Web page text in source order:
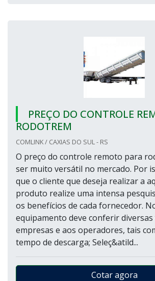
PREÇO DO CONTROLE
RODOTREM
COMLINK / CAXIAS DO SUL - RS
O preço do controle remoto para
ser muito versátil no mercado. Por
que o cliente que deseja realizar a
produto realize uma intensa
os benefícios de cada fornecedor.
equipamento deve conferir
empresas e aos operadores, tais
tempo de descarga; Seleç&atild...
Cotar agora